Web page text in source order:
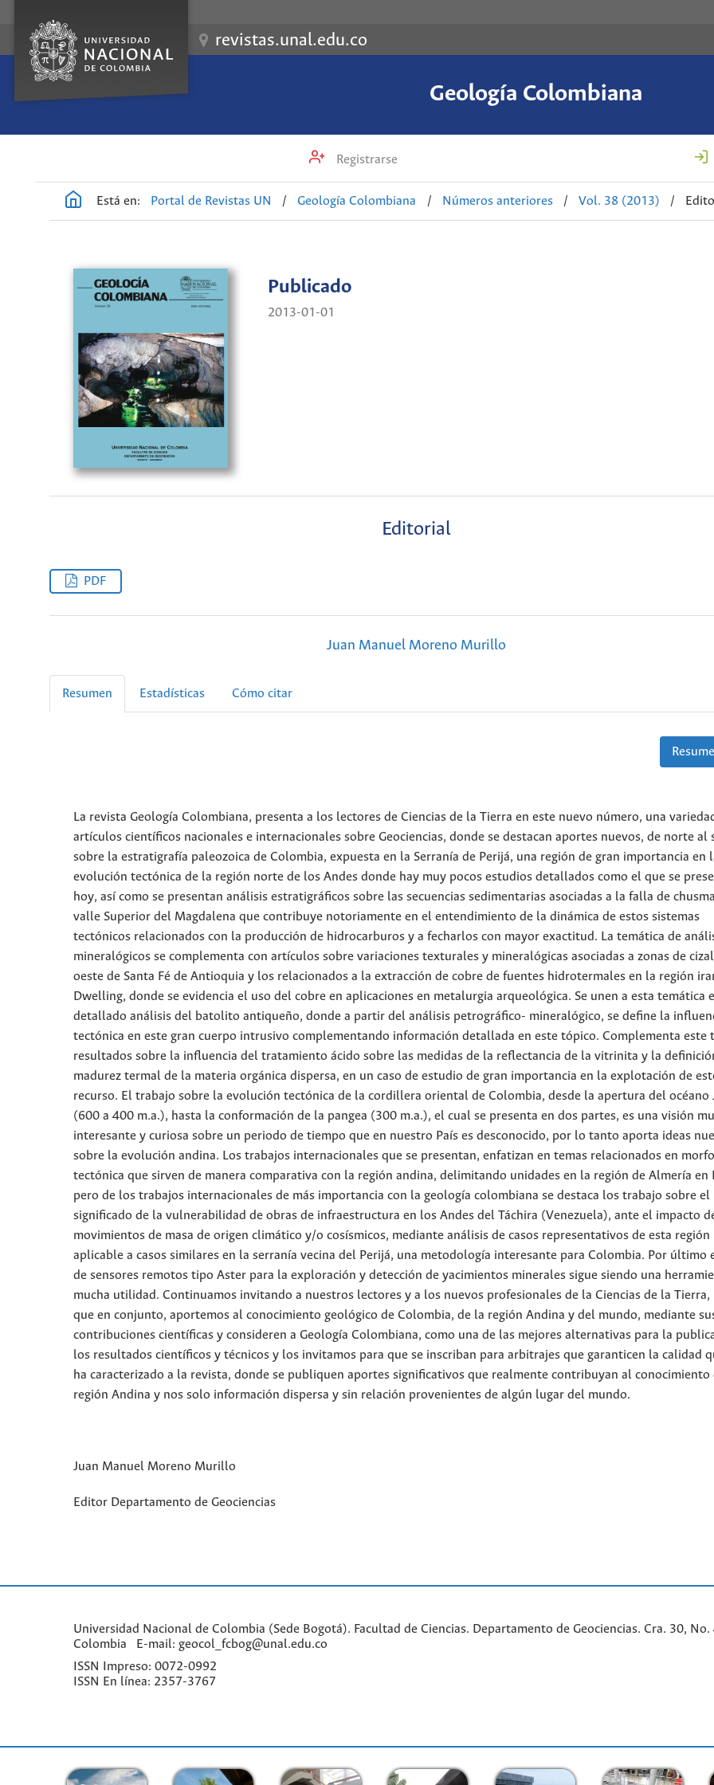
revistas.unal.edu.co
Geología Colombiana
Registrarse
Está en: Portal de Revistas UN / Geología Colombiana / Números anteriores / Vol. 38 (2013) /
Publicado
2013-01-01
Editorial
PDF
Juan Manuel Moreno Murillo
Resumen Estadísticas Cómo citar
La revista Geología Colombiana, presenta a los lectores de Ciencias de la Tierra en este nuevo número, una
artículos científicos nacionales e internacionales sobre Geociencias, donde se destacan aportes nuevos, de norte al
sobre la estratigrafía paleozoica de Colombia, expuesta en la Serranía de Perijá, una región de gran importancia en
evolución tectónica de la región norte de los Andes donde hay muy pocos estudios detallados como el que se
hoy, así como se presentan análisis estratigráficos sobre las secuencias sedimentarias asociadas a la falla de
valle Superior del Magdalena que contribuye notoriamente en el entendimiento de la dinámica de estos sistemas
tectónicos relacionados con la producción de hidrocarburos y a fecharlos con mayor exactitud. La temática de
mineralógicos se complementa con artículos sobre variaciones texturales y mineralógicas asociadas a zonas de
oeste de Santa Fé de Antioquia y los relacionados a la extracción de cobre de fuentes hidrotermales en la región
Dwelling, donde se evidencia el uso del cobre en aplicaciones en metalurgia arqueológica. Se unen a esta temática
detallado análisis del batolito antiqueño, donde a partir del análisis petrográfico- mineralógico, se define la
tectónica en este gran cuerpo intrusivo complementando información detallada en este tópico. Complementa este
resultados sobre la influencia del tratamiento ácido sobre las medidas de la reflectancia de la vitrinita y la
madurez termal de la materia orgánica dispersa, en un caso de estudio de gran importancia en la explotación de
recurso. El trabajo sobre la evolución tectónica de la cordillera oriental de Colombia, desde la apertura del océano
(600 a 400 m.a.), hasta la conformación de la pangea (300 m.a.), el cual se presenta en dos partes, es una visión
interesante y curiosa sobre un periodo de tiempo que en nuestro País es desconocido, por lo tanto aporta ideas
sobre la evolución andina. Los trabajos internacionales que se presentan, enfatizan en temas relacionados en
tectónica que sirven de manera comparativa con la región andina, delimitando unidades en la región de Almería en
pero de los trabajos internacionales de más importancia con la geología colombiana se destaca los trabajo sobre el
significado de la vulnerabilidad de obras de infraestructura en los Andes del Táchira (Venezuela), ante el impacto
movimientos de masa de origen climático y/o cosísmicos, mediante análisis de casos representativos de esta región
aplicable a casos similares en la serranía vecina del Perijá, una metodología interesante para Colombia. Por último
de sensores remotos tipo Aster para la exploración y detección de yacimientos minerales sigue siendo una
mucha utilidad. Continuamos invitando a nuestros lectores y a los nuevos profesionales de la Ciencias de la Tierra,
que en conjunto, aportemos al conocimiento geológico de Colombia, de la región Andina y del mundo, mediante
contribuciones científicas y consideren a Geología Colombiana, como una de las mejores alternativas para la
los resultados científicos y técnicos y los invitamos para que se inscriban para arbitrajes que garanticen la calidad
ha caracterizado a la revista, donde se publiquen aportes significativos que realmente contribuyan al conocimiento
región Andina y nos solo información dispersa y sin relación provenientes de algún lugar del mundo.
Juan Manuel Moreno Murillo
Editor Departamento de Geociencias
Universidad Nacional de Colombia (Sede Bogotá). Facultad de Ciencias. Departamento de Geociencias. Cra. 30,
Colombia E-mail: geocol_fcbog@unal.edu.co
ISSN Impreso: 0072-0992
ISSN En línea: 2357-3767